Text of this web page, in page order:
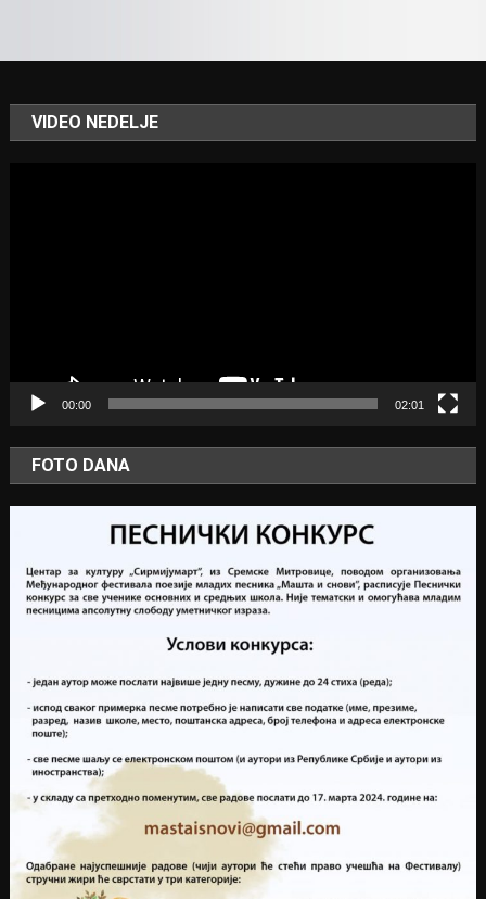
VIDEO NEDELJE
00:00 02:01
FOTO DANA